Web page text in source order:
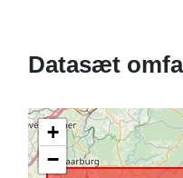
Datasæt
+
−